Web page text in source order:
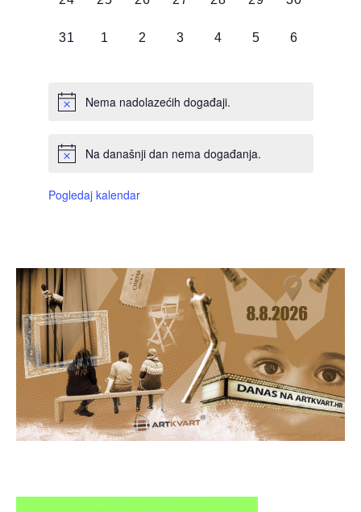
0
31
0
1
0
2
0
3
0
4
0
5
0
6
Nema nadolazećih događaji.
Na današnji dan nema događanja.
Pogledaj kalendar